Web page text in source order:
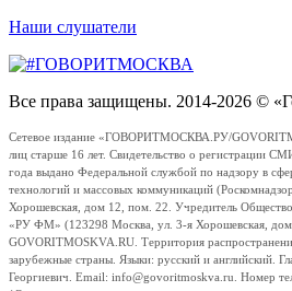
Наши слушатели
Все права защищены. 2014-2026 ©
Сетевое издание «ГОВОРИТМОСКВА.РУ/
лиц старше 16 лет. Свидетельство о регистрации
года выдано Федеральной службой по надзору в
технологий и массовых коммуникаций
Хорошевская, дом 12, пом. 22. Учредитель
«РУ ФМ» (123298 Москва, ул. 3-я Хорошевская,
GOVORITMOSKVA.RU. Территория
зарубежные страны. Языки: русский и английский.
Георгиевич. Email: info@govoritmoskva.ru. Номер